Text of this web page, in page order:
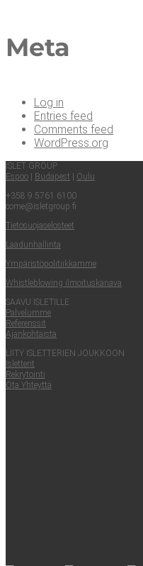
Meta
Log in
Entries feed
Comments feed
WordPress.org
ISLET GROUP
Espoo | Buda­pest | Oulu
+358 9 5761 6100
come@​isletgroup.​fi
Tie­to­suo­ja­se­los­teet
Laa­dun­hal­lin­ta
Ympä­ris­tö­po­li­tiik­kam­me
Whist­le­blowing ilmoituskanava
SAA­VU ISLETILLE
Pal­ve­lum­me
Refe­rens­sit
Ajan­koh­tais­ta
LII­TY ISLET­TE­RIEN JOUKKOON
Islet­te­rit
Rek­ry­toin­ti
Ota Yhteyt­tä